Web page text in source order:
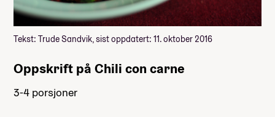
Tekst: Trude Sandvik, sist oppdatert: 11. oktober 2016
Oppskrift på Chili con carne
3-4 porsjoner